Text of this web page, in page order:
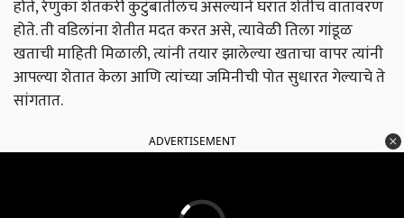
होते, रेणुका शेतकरी कुटुंबातीलच असल्याने घरात शेतीच वातावरण
होते. ती वडिलांना शेतीत मदत करत असे, त्यावेळी तिला गांडूळ
खताची माहिती मिळाली, त्यांनी तयार झालेल्या खताचा वापर त्यांनी
आपल्या शेतात केला आणि त्यांच्या जमिनीची पोत सुधारत गेल्याचे ते
सांगतात.
ADVERTISEMENT